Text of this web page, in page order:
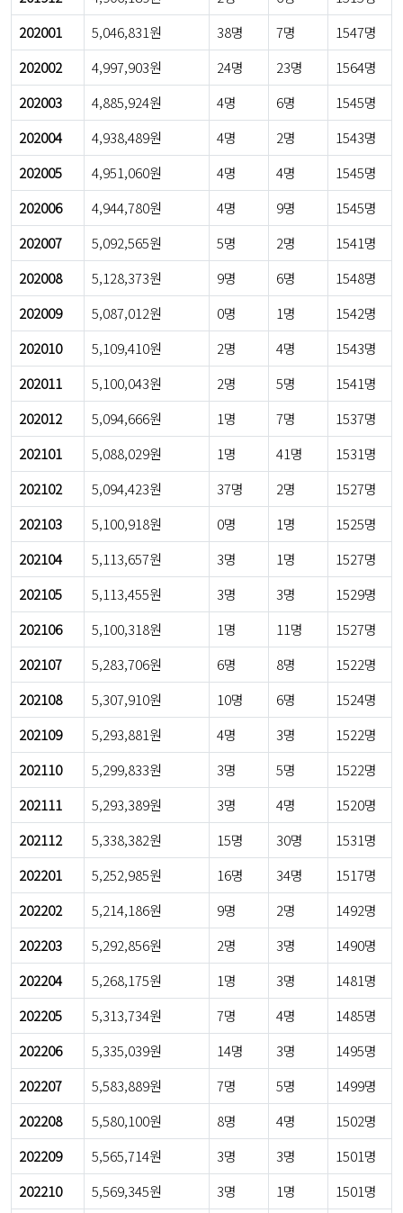
202001
5,046,831원 38명 7명
1547명
202002
4,997,903원 24명 23명
1564명
202003
4,885,924원 4명 6명
1545명
202004
4,938,489원 4명 2명
1543명
202005
4,951,060원 4명 4명
1545명
202006
4,944,780원 4명 9명
1545명
202007
5,092,565원 5명 2명
1541명
202008
5,128,373원 9명 6명
1548명
202009
5,087,012원 0명 1명
1542명
202010
5,109,410원 2명 4명
1543명
202011
5,100,043원 2명 5명
1541명
202012
5,094,666원 1명 7명
1537명
202101
5,088,029원 1명 41명
1531명
202102
5,094,423원 37명 2명
1527명
202103
5,100,918원 0명 1명
1525명
202104
5,113,657원 3명 1명
1527명
202105
5,113,455원 3명 3명
1529명
202106
5,100,318원 1명 11명
1527명
202107
5,283,706원 6명 8명
1522명
202108
5,307,910원 10명 6명
1524명
202109
5,293,881원 4명 3명
1522명
202110
5,299,833원 3명 5명
1522명
202111
5,293,389원 3명 4명
1520명
202112
5,338,382원 15명 30명
1531명
202201
5,252,985원 16명 34명
1517명
202202
5,214,186원 9명 2명
1492명
202203
5,292,856원 2명 3명
1490명
202204
5,268,175원 1명 3명
1481명
202205
5,313,734원 7명 4명
1485명
202206
5,335,039원 14명 3명
1495명
202207
5,583,889원 7명 5명
1499명
202208
5,580,100원 8명 4명
1502명
202209
5,565,714원 3명 3명
1501명
202210
5,569,345원 3명 1명 1501명